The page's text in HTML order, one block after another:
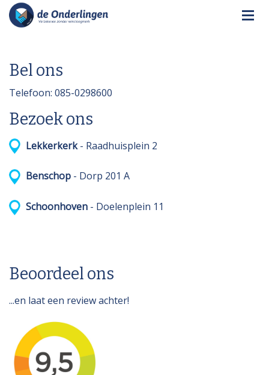
Bel ons
Telefoon: 085-0298600
Bezoek ons
Lekkerkerk- Raadhuisplein 2
Benschop - Dorp 201 A
Schoonhoven - Doelenplein 11
Beoordeel ons
...en laat een review achter!